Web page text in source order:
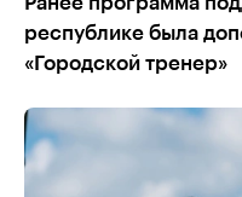
республике была
«Городской тренер»